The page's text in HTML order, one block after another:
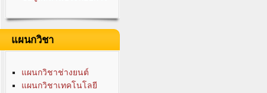
แผนกวิชา
แผนกวิชาช่างยนต์
แผนกวิชาเทคโนโลยี